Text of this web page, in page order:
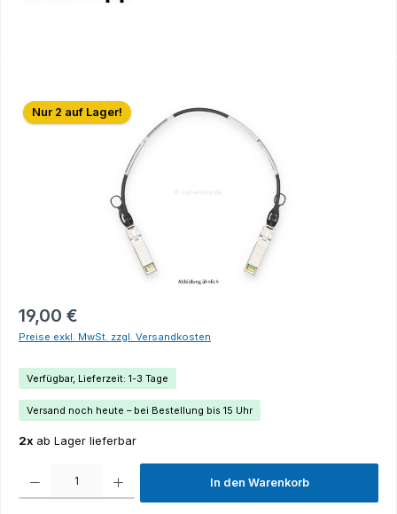
Bildergalerie überspringen
Nur 2 auf Lager!
19,00 €
Preise exkl. MwSt. zzgl. Versandkosten
Verfügbar, Lieferzeit: 1-3 Tage
Versand noch heute – bei Bestellung bis 15 Uhr
2x ab Lager lieferbar
Produkt Anzahl: Gib den gewünschten Wert ein oder benutze die Schaltflächen um die
In den Warenkorb